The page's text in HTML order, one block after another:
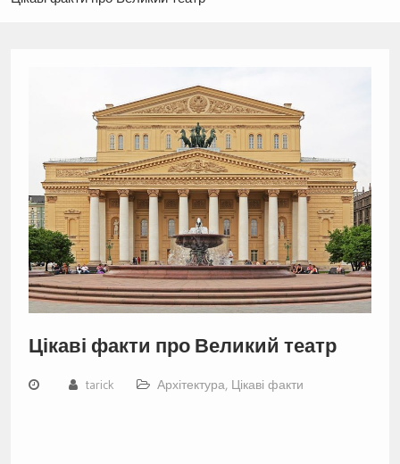
Цікаві факти про Великий театр
tarick Архітектура, Цікаві факти